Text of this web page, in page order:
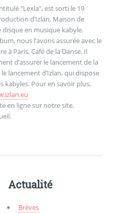
"Lexla", est sorti le 19
d’Izlan, Maison de
en musique kabyle.
nous l’avons assurée avec le
à Paris, Café de la Danse. Il
d’assurer le lancement de la
lancement d’Izlan, qui dispose
kabyles. Pour en savoir plus,
en ligne sur notre site,
Actualité
Brèves